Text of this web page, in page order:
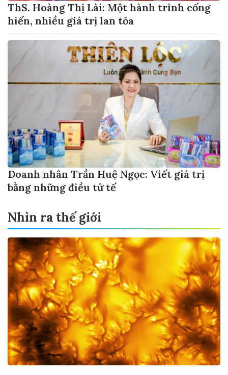
ThS. Hoàng Thị Lài: Một hành trình cống
hiến, nhiều giá trị lan tỏa
Doanh nhân Trần Huệ Ngọc: Viết giá trị
bằng những điều tử tế
Nhìn ra thế giới